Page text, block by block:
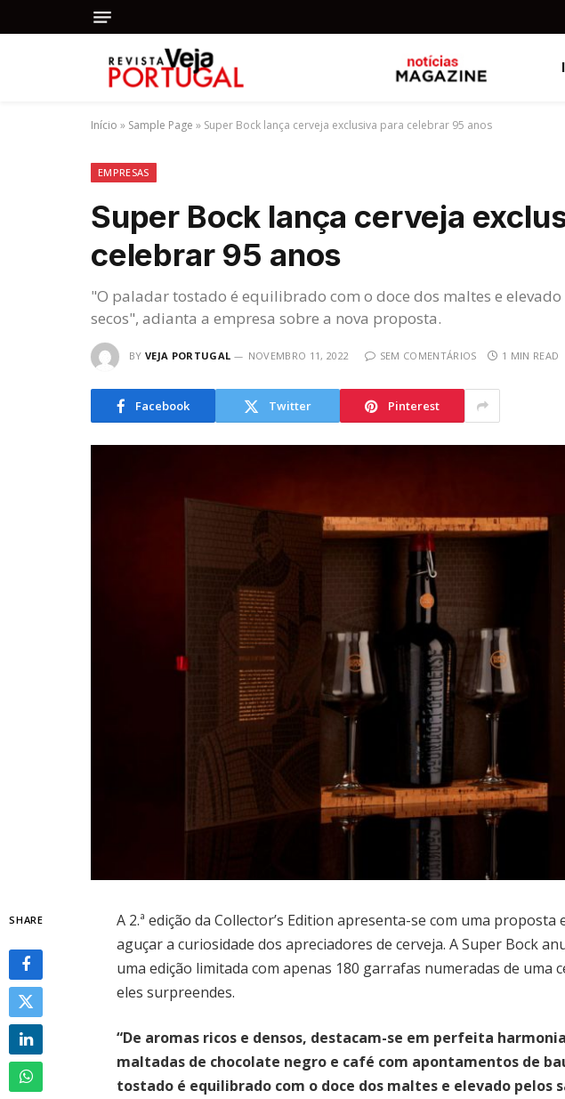
Início » Sample Page » Super Bock lança cerveja exclusiva para celebrar 95 anos
EMPRESAS
Super Bock lança cerveja
celebrar 95 anos
"O paladar tostado é equilibrado com o doce dos maltes e
secos", adianta a empresa sobre a nova proposta.
BY VEJA PORTUGAL NOVEMBRO 11, 2022 SEM COMENTÁRIOS 1 MIN READ
Facebook Twitter Pinterest
SHARE
A 2.ª edição da Collector’s Edition apresenta-se com uma proposta
aguçar a curiosidade dos apreciadores de cerveja. A Super Bock
uma edição limitada com apenas 180 garrafas numeradas de uma
eles surpreendes.
“De aromas ricos e densos, destacam-se em perfeita
maltadas de chocolate negro e café com apontamentos de
tostado é equilibrado com o doce dos maltes e elevado pelos